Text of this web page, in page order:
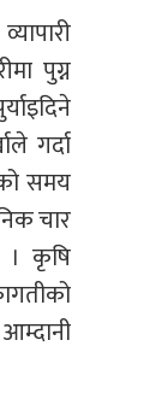
पुग्न
गर्दा
समय
चार
। कृषि